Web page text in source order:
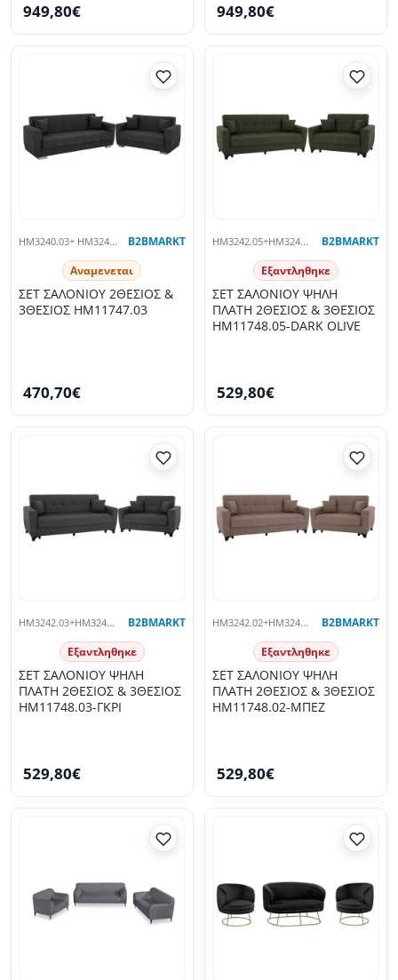
949,80€ 949,80€
HM3240.03+ HM3241.03 B2BMARKT
Αναμενεται
ΣΕΤ ΣΑΛΟΝΙΟΥ 2ΘΕΣΙΟΣ &
3ΘΕΣΙΟΣ HM11747.03
470,70€
HM3242.05+HM3243.05 B2BMARKT
Εξαντληθηκε
ΣΕΤ ΣΑΛΟΝΙΟΥ ΨΗΛΗ
ΠΛΑΤΗ 2ΘΕΣΙΟΣ & 3ΘΕΣΙΟΣ
HM11748.05-DARK OLIVE
529,80€
HM3242.03+HM3243.03 B2BMARKT
Εξαντληθηκε
ΣΕΤ ΣΑΛΟΝΙΟΥ ΨΗΛΗ
ΠΛΑΤΗ 2ΘΕΣΙΟΣ & 3ΘΕΣΙΟΣ
HM11748.03-ΓΚΡΙ
529,80€
HM3242.02+HM3243.02 B2BMARKT
Εξαντληθηκε
ΣΕΤ ΣΑΛΟΝΙΟΥ ΨΗΛΗ
ΠΛΑΤΗ 2ΘΕΣΙΟΣ & 3ΘΕΣΙΟΣ
HM11748.02-ΜΠΕΖ
529,80€